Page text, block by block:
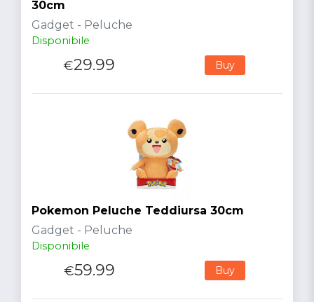
30cm
Gadget - Peluche
Disponibile
€29.99 Buy
Pokemon Peluche Teddiursa 30cm
Gadget - Peluche
Disponibile
€59.99 Buy